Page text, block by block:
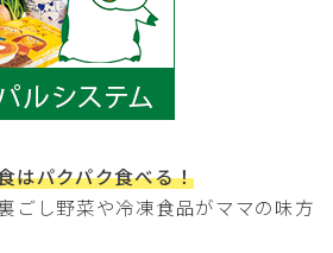
はパクパク食べる！
ごし野菜や冷凍食品がママの味方